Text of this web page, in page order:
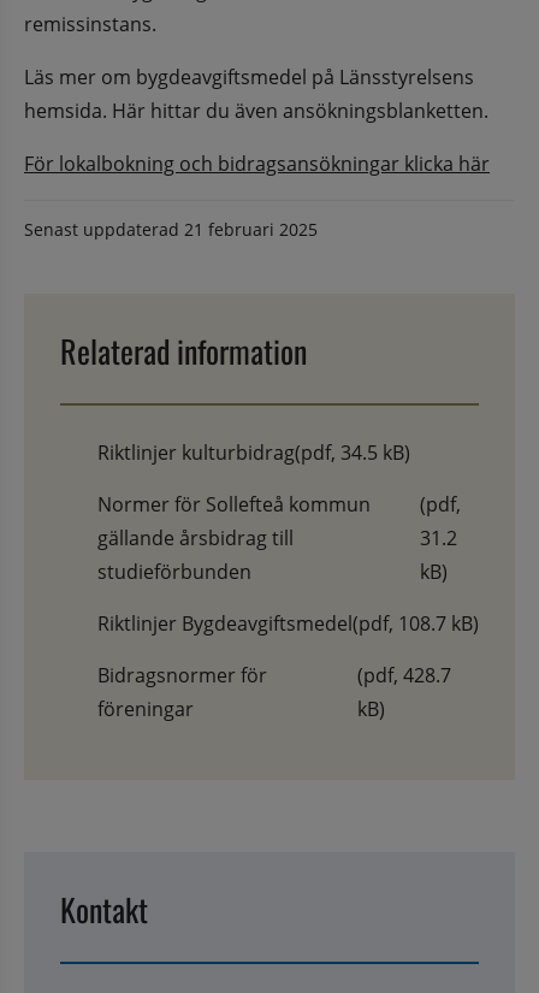
remissinstans.
Läs mer om bygdeavgiftsmedel på Länsstyrelsens
hemsida. Här hittar du även ansökningsblanketten.
För lokalbokning och bidragsansökningar klicka här
Senast uppdaterad 21 februari 2025
Relaterad information
Riktlinjer kulturbidrag(pdf, 34.5 kB)
Normer för Sollefteå kommun
gällande årsbidrag till
studieförbunden
(pdf,
31.2
kB)
Riktlinjer Bygdeavgiftsmedel(pdf, 108.7 kB)
Bidragsnormer för
föreningar
(pdf, 428.7
kB)
Kontakt